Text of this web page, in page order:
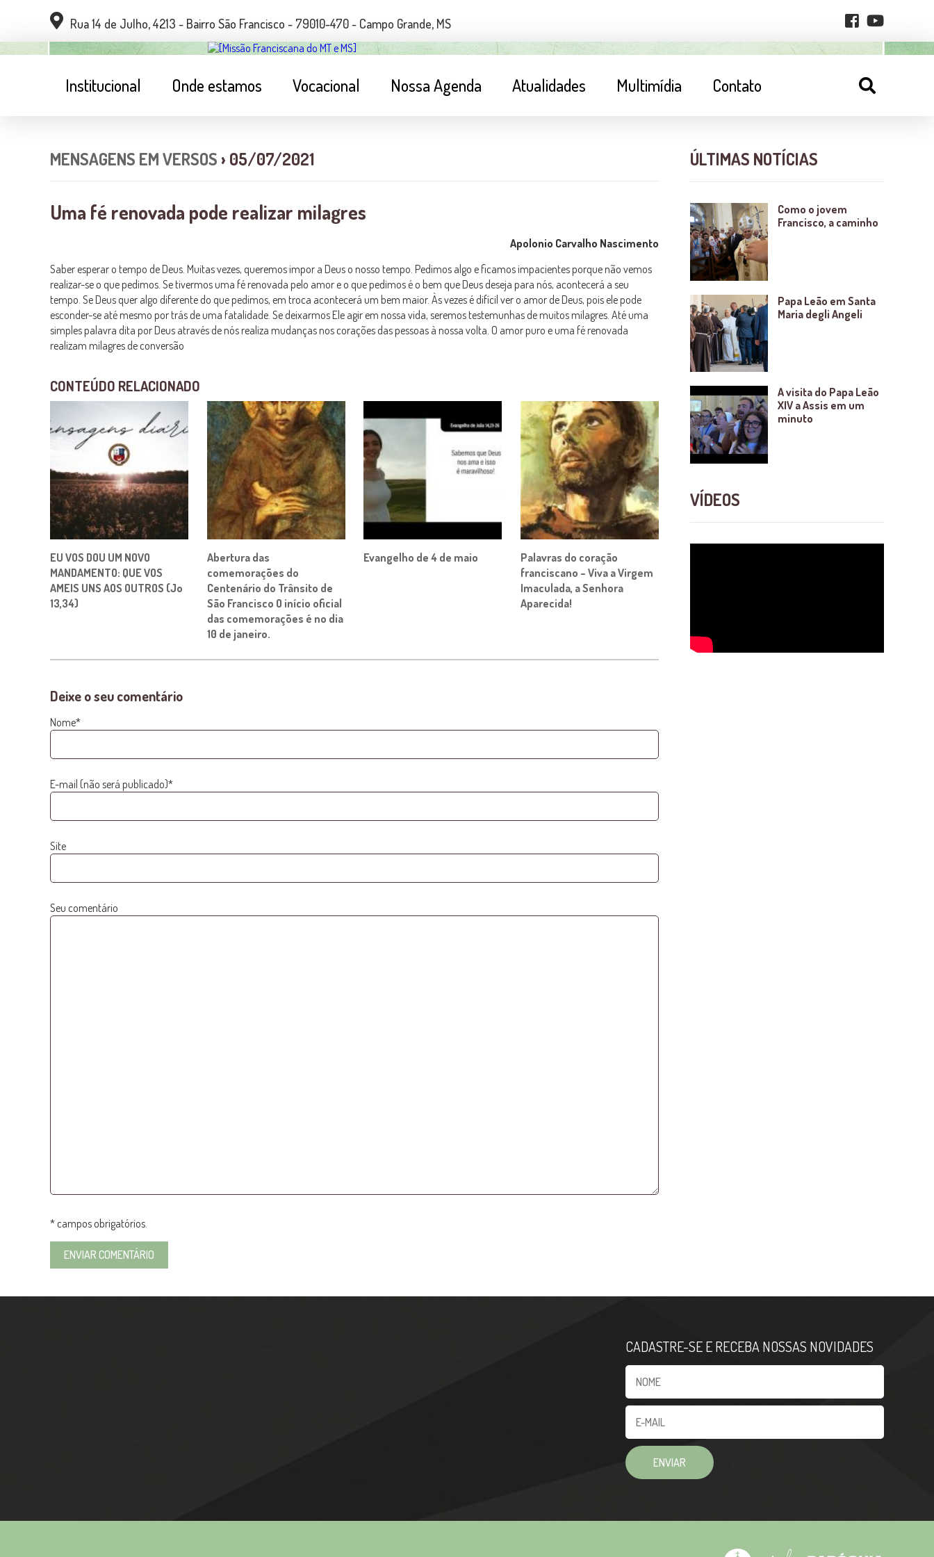
Rua 14 de Julho, 4213 - Bairro São Francisco - 79010-470 - Campo Grande, MS
Institucional Onde estamos Vocacional Nossa Agenda Atualidades Multimídia Contato
MENSAGENS EM VERSOS › 05/07/2021
Uma fé renovada pode realizar milagres
Apolonio Carvalho Nascimento
Saber esperar o tempo de Deus. Muitas vezes, queremos impor a Deus o nosso tempo. Pedimos algo e ficamos impacientes porque não vemos
realizar-se o que pedimos. Se tivermos uma fé renovada pelo amor e o que pedimos é o bem que Deus deseja para nós, acontecerá a seu
tempo. Se Deus quer algo diferente do que pedimos, em troca acontecerá um bem maior. Às vezes é difícil ver o amor de Deus, pois ele pode
esconder-se até mesmo por trás de uma fatalidade. Se deixarmos Ele agir em nossa vida, seremos testemunhas de muitos milagres. Até uma
simples palavra dita por Deus através de nós realiza mudanças nos corações das pessoas à nossa volta. O amor puro e uma fé renovada
realizam milagres de conversão
CONTEÚDO RELACIONADO
EU VOS DOU UM NOVO
MANDAMENTO: QUE VOS
AMEIS UNS AOS OUTROS (Jo
13,34)
Abertura das
comemorações do
Centenário do Trânsito de
São Francisco O início oficial
das comemorações é no dia
10 de janeiro.
Evangelho de 4 de maio
Palavras do coração
franciscano – Viva a Virgem
Imaculada, a Senhora
Aparecida!
Deixe o seu comentário
Nome*
E-mail (não será publicado)*
Site
Seu comentário
* campos obrigatórios.
ÚLTIMAS NOTÍCIAS
Como o jovem
Francisco, a caminho
Papa Leão em Santa
Maria degli Angeli
A visita do Papa Leão
XIV a Assis em um
minuto
VÍDEOS
CADASTRE-SE E RECEBA NOSSAS NOVIDADES